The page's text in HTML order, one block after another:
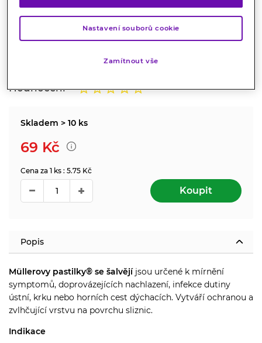
Müllerovy pastilky® jsou určené k mírnění symptomů,
Hodnocení
Skladem > 10 ks
69 Kč
Cena za 1 ks : 5.75 Kč
Koupit
Popis
Müllerovy pastilky® se šalvějí jsou určené k mírnění
symptomů, doprovázejících nachlazení, infekce dutiny
ústní, krku nebo horních cest dýchacích. Vytváří ochranou a
zvlhčující vrstvu na povrchu sliznic.
Indikace
Nastavení souborů cookie
Zamítnout vše